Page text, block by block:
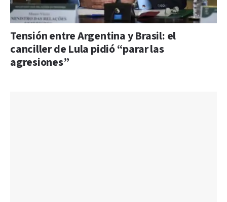
Tensión entre Argentina y Brasil: el
canciller de Lula pidió “parar las
agresiones”